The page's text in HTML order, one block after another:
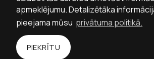
apmeklējumu. Detalizētāka
pieejama mūsu privātuma politikā.
PIEKRĪTU
Svētdienās slēgts
Sekot MMA